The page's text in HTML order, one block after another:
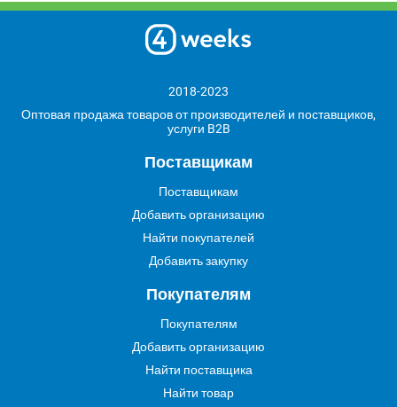
2018-2023
Оптовая продажа товаров от производителей и поставщиков,
услуги B2B
Поставщикам
Поставщикам
Добавить организацию
Найти покупателей
Добавить закупку
Покупателям
Покупателям
Добавить организацию
Найти поставщика
Найти товар